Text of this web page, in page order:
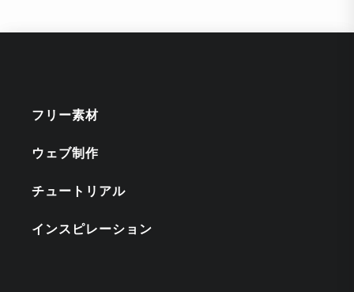
フリー素材
ウェブ制作
チュートリアル
インスピレーション